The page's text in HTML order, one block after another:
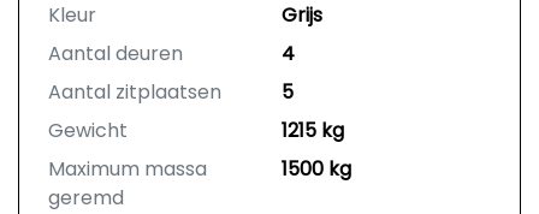
Kleur
Grijs
Aantal deuren
4
Aantal zitplaatsen
5
Gewicht
1215 kg
Maximum massa
geremd
1500 kg